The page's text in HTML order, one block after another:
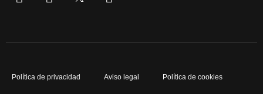
Política de privacidad Aviso legal Política de cookies